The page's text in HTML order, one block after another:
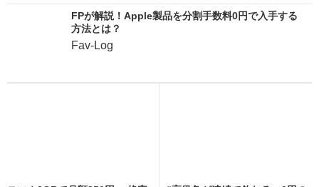
FPが解説！Apple製品を分割手数料0円で入手する
方法とは？
Fav-Log